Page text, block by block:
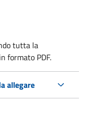
tutta la
formato PDF.
allegare